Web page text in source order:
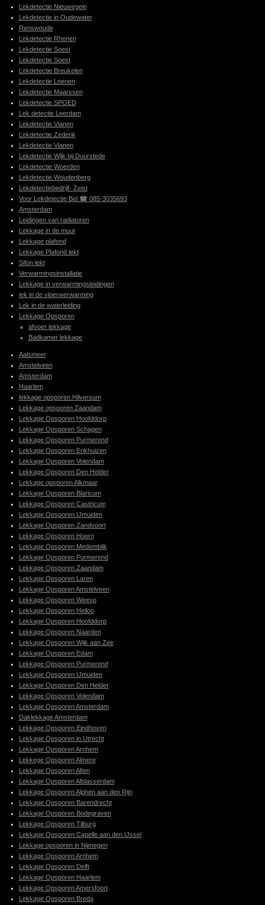
Lekdetectie Nieuwegein
Lekdetectie in Oudewater
Renswoude
Lekdetectie Rhenen
Lekdetectie Soest
Lekdetectie Soest
Lekdetectie Breukelen
Lekdetectie Loenen
Lekdetectie Maarssen
Lekdetectie SPOED
Lek detectie Leerdam
Lekdetectie Vianen
Lekdetectie Zederik
Lekdetectie Vianen
Lekdetectie Wijk bij Duurstede
Lekdetectie Woerden
Lekdetectie Woudenberg
Lekdetectiebedrijf- Zeist
Voor Lekdetectie Bel ☎ 085-3035693
Amsterdam
Leidingen van radiatoren
Lekkage in de muur
Lekkage plafond
Lekkage Plafond lekt
Sifon lekt
Verwarmingsinstallatie
Lekkage in verwarmingsleidingen
lek in de vloerwerwarming
Lek in de waterleiding
Lekkage Opsporen
afvoer lekkage
Badkamer lekkage
Aalsmeer
Amstelveen
Amsterdam
Haarlem
lekkage opsporen Hilversum
Lekkage opsporen Zaandam
Lekkage Opsporen Hoofddorp
Lekkage Opsporen Schagen
Lekkage Opsporen Purmerend
Lekkage Opsporen Enkhuizen
Lekkage Opsporen Volendam
Lekkage Opsporen Den Helder
Lekkage opsporen Alkmaar
Lekkage Opsporen Blaricum
Lekkage Opsporen Castricum
Lekkage Opsporen IJmuiden
Lekkage Opsporen Zandvoort
Lekkage Opsporen Hoorn
Lekkage Opsporen Medemblik
Lekkage Opsporen Purmerend
Lekkage Opsporen Zaandam
Lekkage Opsporen Laren
Lekkage Opsporen Amstelveen
Lekkage Opsporen Weesp
Lekkage Opsporen Heiloo
Lekkage Opsporen Hoofddorp
Lekkage Opsporen Naarden
Lekkage Opsporen Wijk aan Zee
Lekkage Opsporen Edam
Lekkage Opsporen Purmerend
Lekkage Opsporen IJmuiden
Lekkage Opsporen Den Helder
Lekkage Opsporen Volendam
Lekkage Opsporen Amsterdam
Daklekkage Amsterdam
Lekkage Opsporen Eindhoven
Lekkage Opsporen in Utrecht
Lekkage Opsporen Arnhem
Lekkege Opsporen Almere
Lekkage Opsporen Alten
Lekkage Opsporen Alblasserdam
Lekkage Opsporen Alphen aan den Rijn
Lekkage Opsporen Barendrecht
Lekkage Opsporen Bodegraven
Lekkage Opsporen Tilburg
Lekkage Opsporen Capelle aan den IJssel
Lekkage opsporen in Nijmegen
Lekkage Opsporen Arnhem
Lekkage Opsporen Delft
Lekkage Opsporen Haarlem
Lekkage Opsporen Amersfoort
Lekkage Opsporen Breda